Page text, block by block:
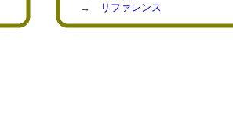
→
リファレンス